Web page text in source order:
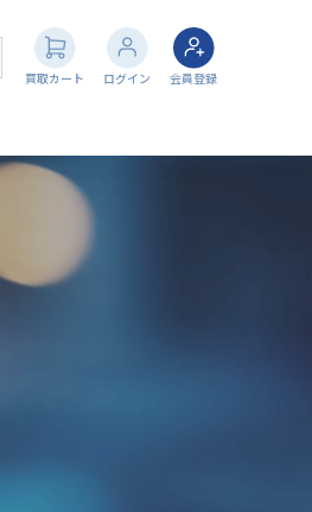
買取カート ログイン 会員登録